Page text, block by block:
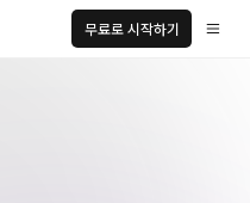
무료로 시작하기